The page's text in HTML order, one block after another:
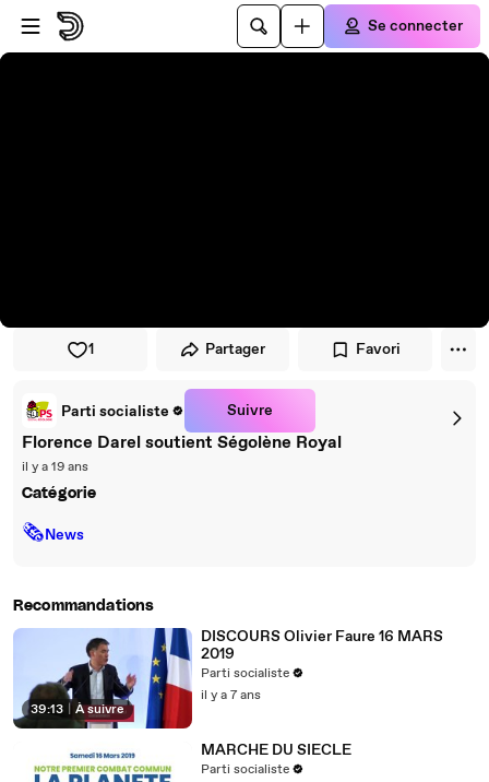
Passer au player
Passer au contenu principal
Se connecter
1 Partager Favori
Parti socialiste Suivre
Florence Darel soutient Ségolène Royal
il y a 19 ans
Catégorie
🗞News
Recommandations
39:13 À suivre
DISCOURS Olivier Faure 16 MARS
2019
Parti socialiste
il y a 7 ans
MARCHE DU SIECLE
Parti socialiste